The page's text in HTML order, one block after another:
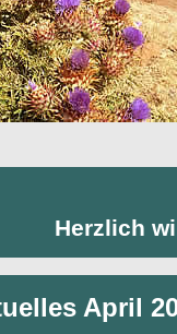
Herzlich
April